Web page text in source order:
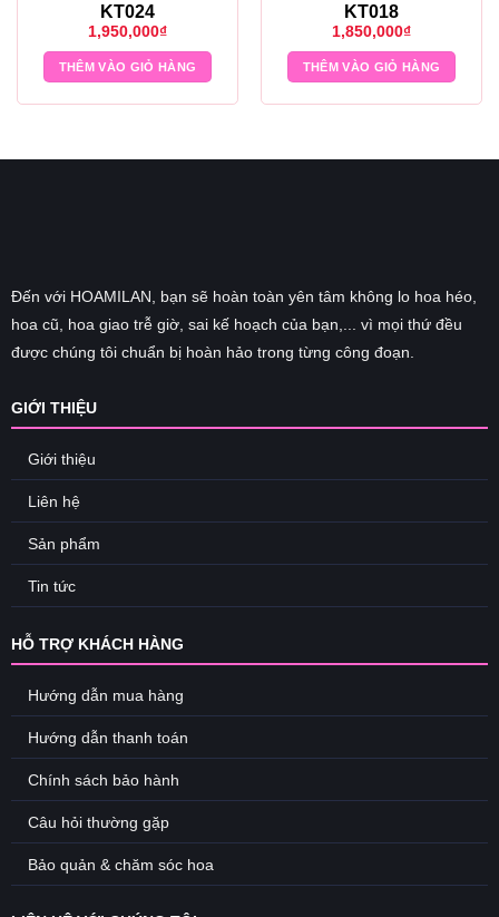
KT024
1,950,000₫
THÊM VÀO GIỎ HÀNG
KT018
1,850,000₫
THÊM VÀO GIỎ HÀNG
Đến với HOAMILAN, bạn sẽ hoàn toàn yên tâm không lo hoa héo,
hoa cũ, hoa giao trễ giờ, sai kế hoạch của bạn,... vì mọi thứ đều
được chúng tôi chuẩn bị hoàn hảo trong từng công đoạn.
GIỚI THIỆU
Giới thiệu
Liên hệ
Sản phẩm
Tin tức
HỖ TRỢ KHÁCH HÀNG
Hướng dẫn mua hàng
Hướng dẫn thanh toán
Chính sách bảo hành
Câu hỏi thường gặp
Bảo quản & chăm sóc hoa